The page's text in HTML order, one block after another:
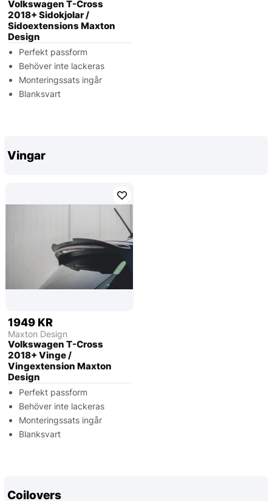
Volkswagen T-Cross
2018+ Sidokjolar /
Sidoextensions Maxton
Design
Perfekt passform
Behöver inte lackeras
Monteringssats ingår
Blanksvart
Vingar
1949 KR
Maxton Design
Volkswagen T-Cross
2018+ Vinge /
Vingextension Maxton
Design
Perfekt passform
Behöver inte lackeras
Monteringssats ingår
Blanksvart
Coilovers